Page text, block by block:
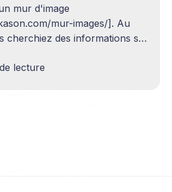
mur d'image
mur-images/]. Au
cherchiez des informations sur
au bon endroit.
lecture